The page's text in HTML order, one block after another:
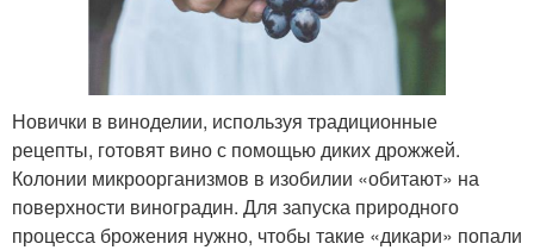
Новички в виноделии, используя традиционные
рецепты, готовят вино с помощью диких дрожжей.
Колонии микроорганизмов в изобилии «обитают» на
поверхности виноградин. Для запуска природного
процесса брожения нужно, чтобы такие «дикари» попали